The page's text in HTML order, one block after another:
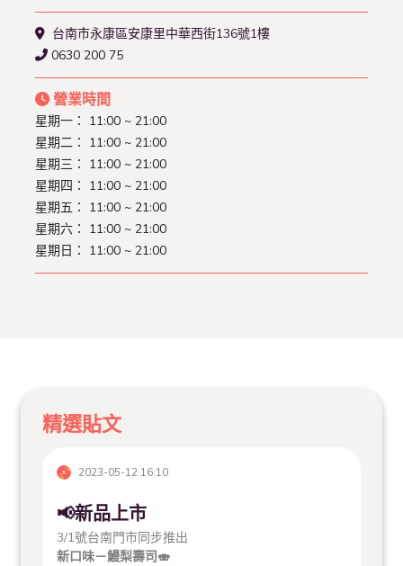
台南市永康區安康里中華西街136號1樓
0630 200 75
營業時間
星期一： 11:00 ~ 21:00
星期二： 11:00 ~ 21:00
星期三： 11:00 ~ 21:00
星期四： 11:00 ~ 21:00
星期五： 11:00 ~ 21:00
星期六： 11:00 ~ 21:00
星期日： 11:00 ~ 21:00
精選貼文
2023-05-12 16:10
📢新品上市
3/1號台南門市同步推出
新口味－鰻梨壽司🍣